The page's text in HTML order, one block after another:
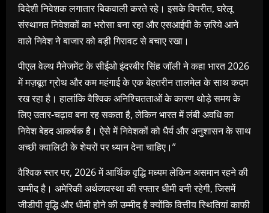
विदेशी निवेशक लगातार बिकवाली करते रहे। इसके विपरीत, घरेलू
संस्थागत निवेशकों का भरोसा बना रहा और एसआईपी के ज़रिये आने
वाले निवेश ने बाजार को बड़ी गिरावट से बचाए रखा।
पीएल वेल्थ मैनेजमेंट के सीईओ इंदरबीर सिंह जॉली ने कहा भारत 2026
में मज़बूत ग्रोथ और कम महंगाई के एक बेहतरीन तालमेल के साथ कदम
रख रहा है। हालांकि वैश्विक अनिश्चितताओं के कारण थोड़े समय के
लिए उतार-चढ़ाव बना रह सकता है, लेकिन भारत में लंबी अवधि का
निवेश बेहद आकर्षक है। ऐसे में निवेशकों को धैर्य और अनुशासन के साथ
अच्छी क्वालिटी के शेयरों पर ध्यान देना चाहिए।”
वैश्विक स्तर पर, 2026 में आर्थिक वृद्धि मध्यम लेकिन असमान रहने की
उम्मीद है। अमेरिकी अर्थव्यवस्था की रफ्तार धीमी बनी रहेगी, जिसमें
जीडीपी वृद्धि और धीमी होने की उम्मीद है क्योंकि वित्तीय स्थितियां काफी